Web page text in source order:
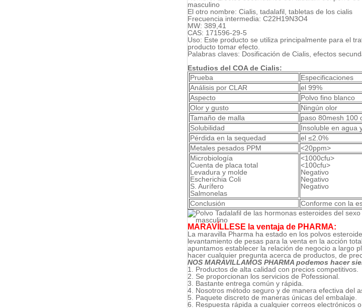
masculino
El otro nombre: Cialis, tadalafil, tabletas de los cialis
Frecuencia intermedia: C22H19N3O4
MW: 389,41
CAS: 171596-29-5
Uso: Este producto se utiliza principalmente para el
producto tomar efecto.
Palabras claves: Dosificación de Cialis, efectos
Estudios del COA de Cialis:
Prueba
Especificaciones
Análisis por CLAR
el 99%
Aspecto
Polvo fino blanco
Olor y gusto
Ningún olor
Tamaño de malla
paso 80mesh 100
Solubilidad
Insoluble en agua
Pérdida en la sequedad
el ≤2.0%
Metales pesados PPM
<20ppm>
Microbiología
Cuenta de placa total
Levadura y molde
Escherichia Coli
S. Aurífero
Salmonelas
<1000cfu>
<100cfu>
Negativo
Negativo
Negativo
Conclusión Conforme con la
MARAVÍLLESE la ventaja de PHARMA:
La maravilla Pharma ha estado en los polvos
levantamiento de pesas para la venta en la acción
apuntamos establecer la relación de negocio a largo
hacer cualquier pregunta acerca de productos, de
NOS MARAVILLAMOS PHARMA podemos hacer
1. Productos de alta calidad con precios competitivos.
2. Se proporcionan los servicios de Pofessional.
3. Bastante entrega común y rápida.
4. Nosotros método seguro y de manera efectiva del
5. Paquete discreto de maneras únicas del embalaje.
6. Respuesta rápida a cualquier correos electrónicos o